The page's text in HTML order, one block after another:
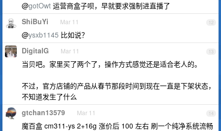
@gotOwt 运营商盒子呗，早就要求强制进直播了
12
ShiBuYi Mar 11
@ysxb1145 比如说？
13
DigitalG Mar 11
当贝吧。家里买了两个了，操作方式感觉还是适合老人的。
不过，官方店铺的产品从春节那段时间到现在一直是下架状态，
不知道发生了什么
14
gtchan13579 Mar 11
魔百盒 cm311-ys 2+16g 涨价后 100 左右 刷一个纯净系统流畅